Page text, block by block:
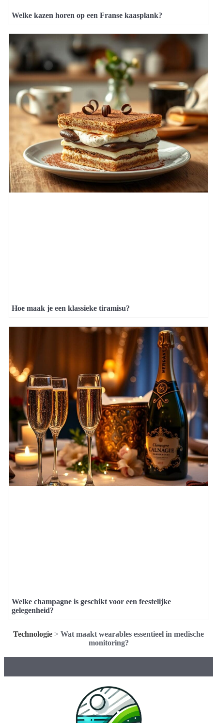
Welke kazen horen op een Franse kaasplank?
Hoe maak je een klassieke tiramisu?
Welke champagne is geschikt voor een feestelijke
gelegenheid?
Technologie > Wat maakt wearables essentieel in medische
monitoring?